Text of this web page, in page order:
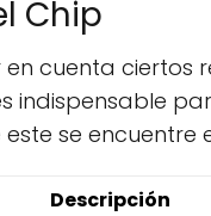
Chip
cuenta ciertos
indispensable
se encuentre
Descripción